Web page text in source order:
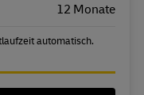
12 Monate
automatisch.